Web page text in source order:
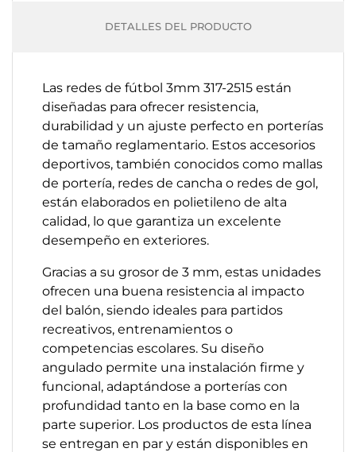
DETALLES DEL PRODUCTO
Las redes de fútbol 3mm 317-2515 están
diseñadas para ofrecer resistencia,
durabilidad y un ajuste perfecto en porterías
de tamaño reglamentario. Estos accesorios
deportivos, también conocidos como mallas
de portería, redes de cancha o redes de gol,
están elaborados en polietileno de alta
calidad, lo que garantiza un excelente
desempeño en exteriores.
Gracias a su grosor de 3 mm, estas unidades
ofrecen una buena resistencia al impacto
del balón, siendo ideales para partidos
recreativos, entrenamientos o
competencias escolares. Su diseño
angulado permite una instalación firme y
funcional, adaptándose a porterías con
profundidad tanto en la base como en la
parte superior. Los productos de esta línea
se entregan en par y están disponibles en